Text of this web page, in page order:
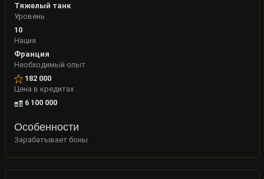
Тяжелый танк
Уровень
10
Нация
Франция
Необходимый опыт
182 000
Цена в кредитах
6 100 000
Особенности
Зарабатывает боны